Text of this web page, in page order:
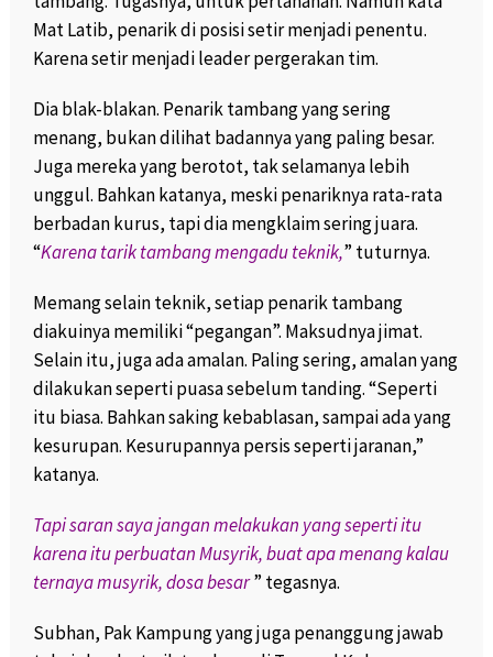
Mat Latib, penarik di posisi setir menjadi penentu.
Karena setir menjadi leader pergerakan tim.
Dia blak-blakan. Penarik tambang yang sering
menang, bukan dilihat badannya yang paling besar.
Juga mereka yang berotot, tak selamanya lebih
unggul. Bahkan katanya, meski penariknya rata-rata
berbadan kurus, tapi dia mengklaim sering juara.
“Karena tarik tambang mengadu teknik,” tuturnya.
Memang selain teknik, setiap penarik tambang
diakuinya memiliki “pegangan”. Maksudnya jimat.
Selain itu, juga ada amalan. Paling sering, amalan yang
dilakukan seperti puasa sebelum tanding. “Seperti
itu biasa. Bahkan saking kebablasan, sampai ada yang
kesurupan. Kesurupannya persis seperti jaranan,”
katanya.
Tapi saran saya jangan melakukan yang seperti itu
karena itu perbuatan Musyrik, buat apa menang kalau
ternaya musyrik, dosa besar” tegasnya.
Subhan, Pak Kampung yang juga penanggung jawab